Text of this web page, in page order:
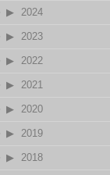
2024
2023
2022
2021
2020
2019
2018